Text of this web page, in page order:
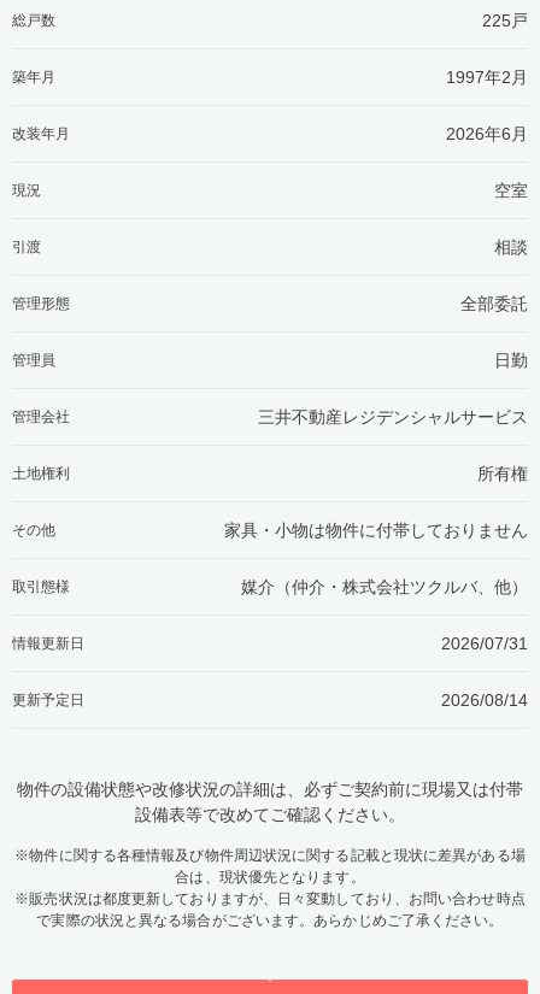
総戸数 225戸
築年月 1997年2月
改装年月 2026年6月
現況 空室
引渡 相談
管理形態 全部委託
管理員 日勤
管理会社 三井不動産レジデンシャルサービス
土地権利 所有権
その他 家具・小物は物件に付帯しておりません
取引態様 媒介（仲介・ 株式会社ツクルバ、他）
情報更新日 2026/07/31
更新予定日 2026/08/14
物件の設備状態や改修状況の詳細は、必ずご契約前に現場又は付帯
設備表等で改めてご確認ください。
※物件に関する各種情報及び物件周辺状況に関する記載と現状に差異がある場
合は、現状優先となります。
※販売状況は都度更新しておりますが、日々変動しており、お問い合わせ時点
で実際の状況と異なる場合がございます。あらかじめご了承ください。